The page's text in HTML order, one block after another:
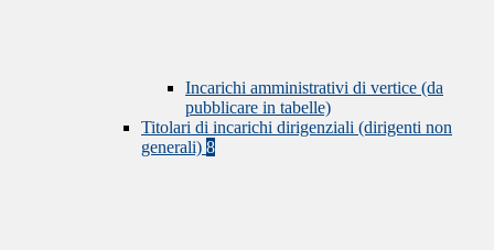
Incarichi amministrativi di vertice (da
pubblicare in tabelle)
Titolari di incarichi dirigenziali (dirigenti non
generali) 8